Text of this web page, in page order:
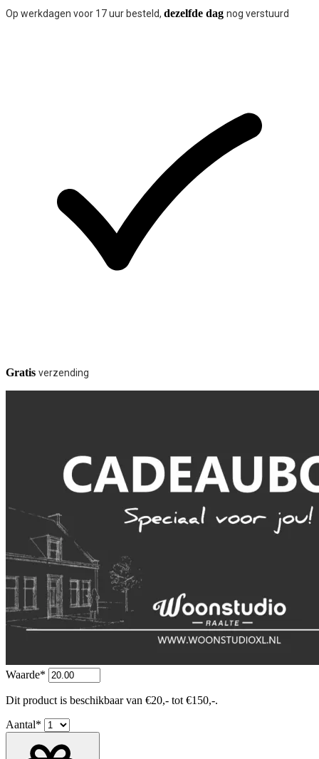
Op werkdagen voor 17 uur besteld, dezelfde dag nog verstuurd
Gratis verzending
Waarde*
Dit product is beschikbaar van €20,- tot €150,-.
Aantal*